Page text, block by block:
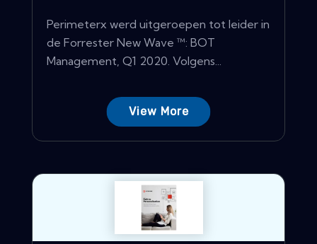
Perimeterx werd uitgeroepen tot leider in
de Forrester New Wave ™: BOT
Management, Q1 2020. Volgens...
View More